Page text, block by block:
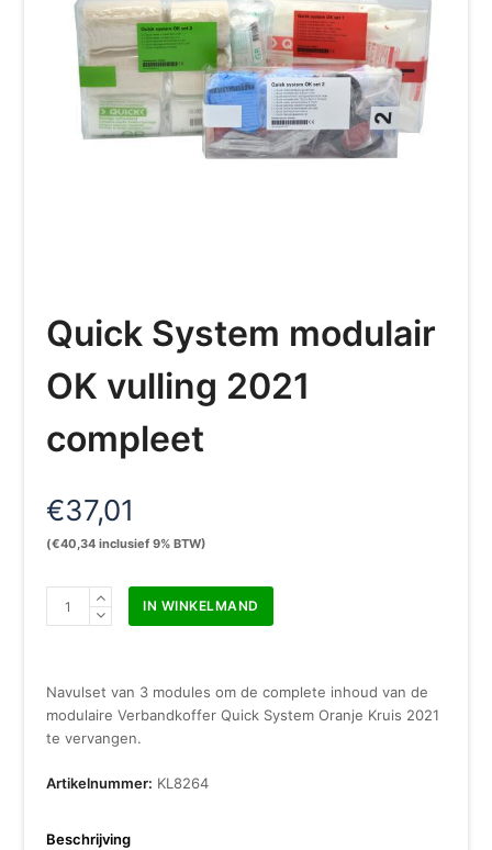
Quick System modulair
OK vulling 2021
compleet
€37,01
(€40,34 inclusief 9% BTW)
vulling
2021
compleet
IN WINKELMAND
Navulset van 3 modules om de complete inhoud van de
modulaire Verbandkoffer Quick System Oranje Kruis 2021
te vervangen.
Artikelnummer: KL8264
Beschrijving